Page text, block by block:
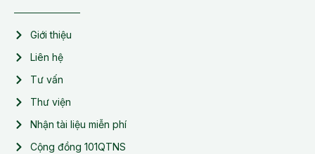
Giới thiệu
Liên hệ
Tư vấn
Thư viện
Nhận tài liệu miễn phí
Cộng đồng 101QTNS